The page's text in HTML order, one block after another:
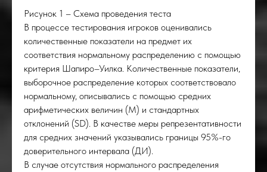
Рисунок 1 – Схема проведения теста
В процессе тестирования игроков оценивались
количественные показатели на предмет их
соответствия нормальному распределению с помощью
критерия Шапиро–Уилка. Количественные показатели,
выборочное распределение которых соответствовало
нормальному, описывались с помощью средних
арифметических величин (M) и стандартных
отклонений (SD). В качестве меры репрезентативности
для средних значений указывались границы 95%-го
доверительного интервала (ДИ).
В случае отсутствия нормального распределения